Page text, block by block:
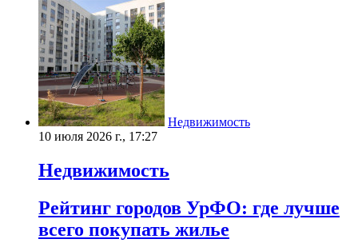
Недвижимость
10 июля 2026 г., 17:27
Недвижимость
Рейтинг городов УрФО: где лучше
всего покупать жилье